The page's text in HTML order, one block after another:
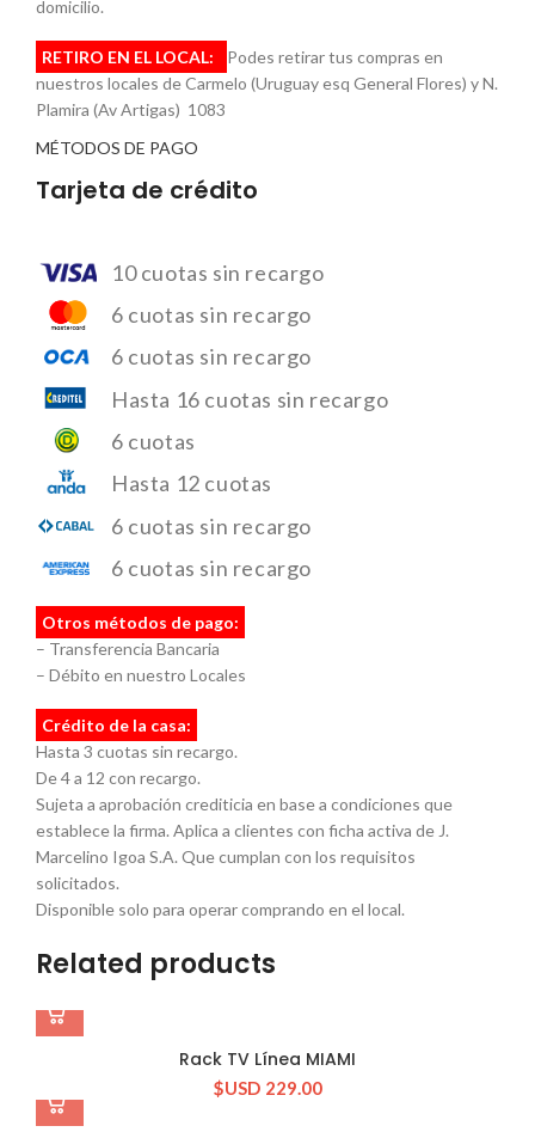
domicilio.
RETIRO EN EL LOCAL:
Podes retirar tus compras en
nuestros locales de Carmelo (Uruguay esq General Flores) y N.
Plamira (Av Artigas) 1083
MÉTODOS DE PAGO
Tarjeta de crédito
10 cuotas sin recargo
6 cuotas sin recargo
6 cuotas sin recargo
Hasta 16 cuotas sin recargo
6 cuotas
Hasta 12 cuotas
6 cuotas sin recargo
6 cuotas sin recargo
Otros métodos de pago:
– Transferencia Bancaria
– Débito en nuestro Locales
Crédito de la casa:
Hasta 3 cuotas sin recargo.
De 4 a 12 con recargo.
Sujeta a aprobación crediticia en base a condiciones que
establece la firma. Aplica a clientes con ficha activa de J.
Marcelino Igoa S.A. Que cumplan con los requisitos
solicitados.
Disponible solo para operar comprando en el local.
Related products
Rack TV Línea MIAMI
$USD 229.00